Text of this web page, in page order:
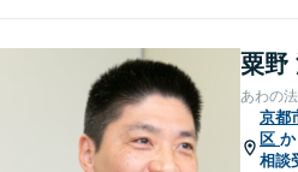
粟野
あわの
京都
区 か
相談